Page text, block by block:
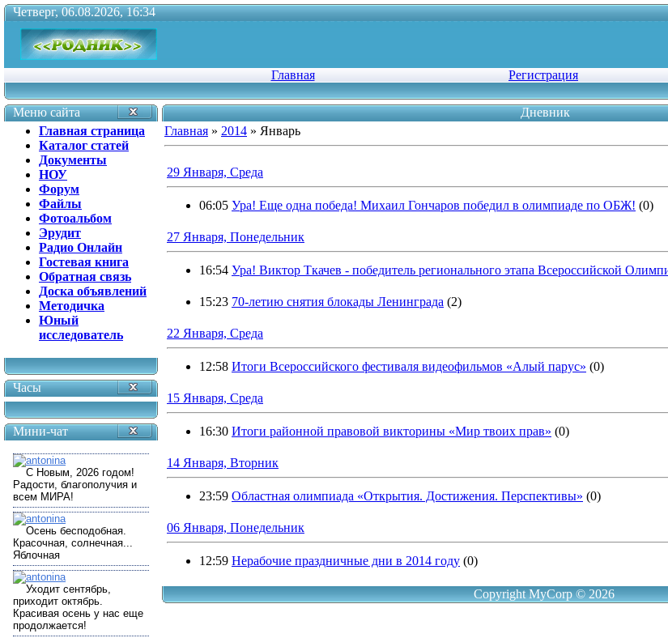
Четверг, 06.08.2026, 16:34
Главная Регистрация
Меню сайта
Главная страница
Каталог статей
Документы
НОУ
Форум
Файлы
Фотоальбом
Эрудит
Радио Онлайн
Гостевая книга
Обратная связь
Доска объявлений
Методичка
Юный
исследователь
Часы
Мини-чат
Дневник
Главная » 2014 » Январь
29 Января, Среда
06:05 Ура! Еще одна победа! Михаил Гончаров победил в олимпиаде по ОБЖ! (0)
27 Января, Понедельник
16:54 Ура! Виктор Ткачев - победитель регионального этапа Всероссийской
15:23 70-летию снятия блокады Ленинграда (2)
22 Января, Среда
12:58 Итоги Всероссийского фестиваля видеофильмов «Алый парус» (0)
15 Января, Среда
16:30 Итоги районной правовой викторины «Мир твоих прав» (0)
14 Января, Вторник
23:59 Областная олимпиада «Открытия. Достижения. Перспективы» (0)
06 Января, Понедельник
12:59 Нерабочие праздничные дни в 2014 году (0)
Copyright MyCorp © 2026